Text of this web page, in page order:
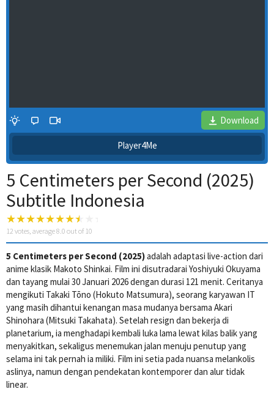
4 Wait Time
Download
Player4Me
5 Centimeters per Second (2025)
Subtitle Indonesia
12 votes, average8.0 out of 10
5 Centimeters per Second (2025)adalah adaptasi live-action dari
anime klasik Makoto Shinkai. Film ini disutradarai Yoshiyuki Okuyama
dan tayang mulai 30 Januari 2026 dengan durasi 121 menit. Ceritanya
mengikuti Takaki Tōno (Hokuto Matsumura), seorang karyawan IT
yang masih dihantui kenangan masa mudanya bersama Akari
Shinohara (Mitsuki Takahata). Setelah resign dan bekerja di
planetarium, ia menghadapi kembali luka lama lewat kilas balik yang
menyakitkan, sekaligus menemukan jalan menuju penutup yang
selama ini tak pernah ia miliki. Film ini setia pada nuansa melankolis
aslinya, namun dengan pendekatan kontemporer dan alur tidak
linear.